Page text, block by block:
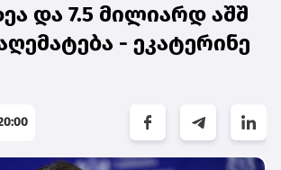
და 7.5 მილიარდ აშშ
- ეკატერინე